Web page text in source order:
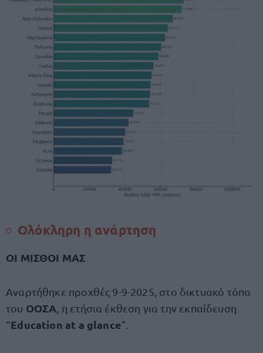
Ολόκληρη η ανάρτηση
ΟΙ ΜΙΣΘΟΙ ΜΑΣ
Αναρτήθηκε προχθές 9-9-2025, στο δικτυακό τόπο
του ΟΟΣΑ , η ετήσια έκθεση για την εκπαίδευση
“Education at a glance”.